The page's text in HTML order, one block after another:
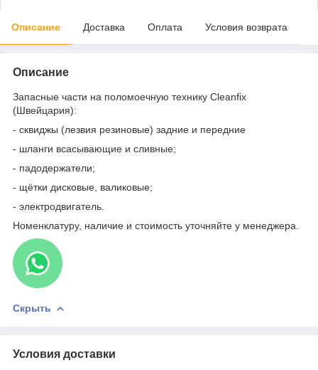
Описание Доставка Оплата Условия возврата
Описание
Запасные части на поломоечную технику Cleanfix
(Швейцария):
- сквиджы (лезвия резиновые) задние и передние
- шланги всасывающие и сливные;
- падодержатели;
- щётки дисковые, валиковые;
- электродвигатель.
Номенклатуру, наличие и стоимость уточняйте у менеджера.
Скрыть
Условия доставки